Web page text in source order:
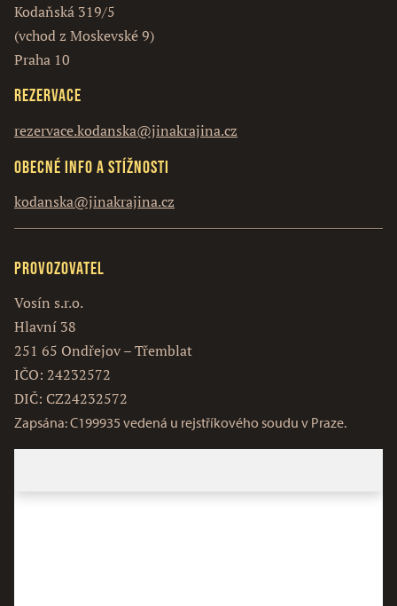
Kodaňská 319/5
(vchod z Moskevské 9)
Praha 10
Rezervace
rezervace.kodanska@jinakrajina.cz
Obecné info a stížnosti
kodanska@jinakrajina.cz
Provozovatel
Vosín s.r.o.
Hlavní 38
251 65 Ondřejov – Třemblat
IČO: 24232572
DIČ: CZ24232572
Zapsána: C199935 vedená u rejstříkového soudu v Praze.